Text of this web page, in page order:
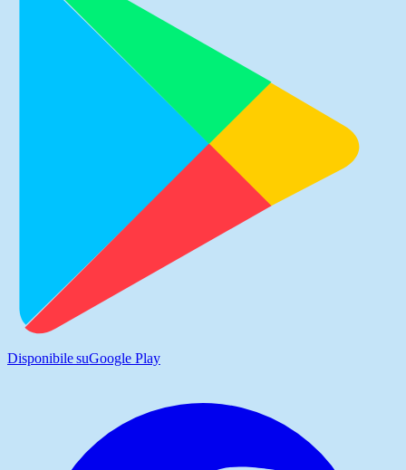
Disponibile suGoogle Play